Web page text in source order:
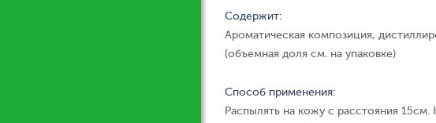
Содержит:
Ароматическая композиция,
(объемная доля см. на упаковке)
Способ применения:
Распылять на кожу с расстояния